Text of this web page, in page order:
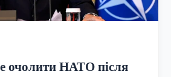
очолити НАТО після